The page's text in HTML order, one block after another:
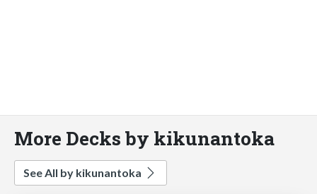
More Decks by kikunantoka
See All by kikunantoka